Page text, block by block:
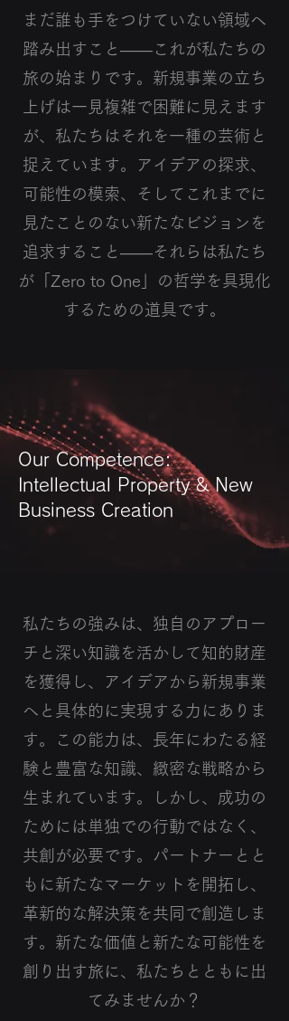
まだ誰も手をつけていない領域へ
踏み出すこと――これが私たちの
旅の始まりです。新規事業の立ち
上げは一見複雑で困難に見えます
が、私たちはそれを一種の芸術と
捉えています。アイデアの探求、
可能性の模索、そしてこれまでに
見たことのない新たなビジョンを
追求すること――それらは私たち
が「Zero to One」の哲学を具現化
するための道具です。
Our Competence:
Intellectual Property & New
Business Creation
私たちの強みは、独自のアプロー
チと深い知識を活かして知的財産
を獲得し、アイデアから新規事業
へと具体的に実現する力にありま
す。この能力は、長年にわたる経
験と豊富な知識、緻密な戦略から
生まれています。しかし、成功の
ためには単独での行動ではなく、
共創が必要です。パートナーとと
もに新たなマーケットを開拓し、
革新的な解決策を共同で創造しま
す。新たな価値と新たな可能性を
創り出す旅に、私たちとともに出
てみませんか？